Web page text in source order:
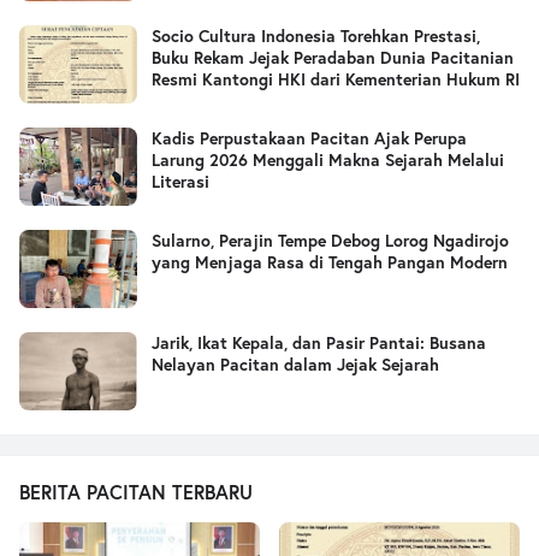
Socio Cultura Indonesia Torehkan Prestasi,
Buku Rekam Jejak Peradaban Dunia Pacitanian
Resmi Kantongi HKI dari Kementerian Hukum RI
Kadis Perpustakaan Pacitan Ajak Perupa
Larung 2026 Menggali Makna Sejarah Melalui
Literasi
Sularno, Perajin Tempe Debog Lorog Ngadirojo
yang Menjaga Rasa di Tengah Pangan Modern
Jarik, Ikat Kepala, dan Pasir Pantai: Busana
Nelayan Pacitan dalam Jejak Sejarah
BERITA PACITAN TERBARU